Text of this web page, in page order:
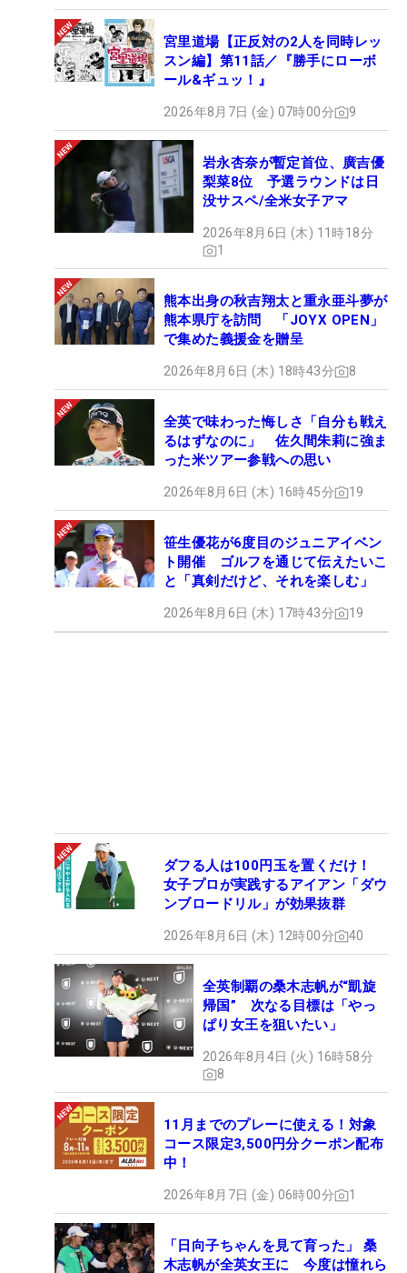
宮里道場【正反対の2人を同時レッ
スン編】第11話／『勝手にローボ
ール&ギュッ！』
2026年8月7日 (金) 07時00分 9
岩永杏奈が暫定首位、廣吉優
梨菜8位 予選ラウンドは日
没サスペ/全米女子アマ
2026年8月6日 (木) 11時18分
1
熊本出身の秋吉翔太と重永亜斗夢が
熊本県庁を訪問 「JOYX OPEN」
で集めた義援金を贈呈
2026年8月6日 (木) 18時43分 8
全英で味わった悔しさ「自分も戦え
るはずなのに」 佐久間朱莉に強ま
った米ツアー参戦への思い
2026年8月6日 (木) 16時45分 19
笹生優花が6度目のジュニアイベン
ト開催 ゴルフを通じて伝えたいこ
と「真剣だけど、それを楽しむ」
2026年8月6日 (木) 17時43分 19
ダフる人は100円玉を置くだけ！
女子プロが実践するアイアン「ダウ
ンブロードリル」が効果抜群
2026年8月6日 (木) 12時00分 40
全英制覇の桑木志帆が“凱旋
帰国” 次なる目標は「やっ
ぱり女王を狙いたい」
2026年8月4日 (火) 16時58分
8
11月までのプレーに使える！対象
コース限定3,500円分クーポン配布
中！
2026年8月7日 (金) 06時00分 1
「日向子ちゃんを見て育った」 桑
木志帆が全英女王に 今度は憧れら